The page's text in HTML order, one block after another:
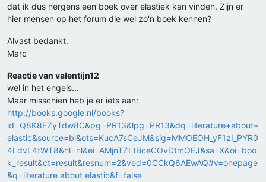
dat ik dus nergens een boek over elastiek kan vinden. Zijn er
hier mensen op het forum die wel zo'n boek kennen?
Alvast bedankt.
Marc
Reactie van valentijn12
wel in het engels...
Maar misschien heb je er iets aan:
http://books.google.nl/books?
id=Q8K8FZyTdw8C&pg=PR13&lpg=PR13&dq=literature+about+
elastic&source=bl&ots=KucA7sCeJM&sig=MMOEOH_yF1zI_PYR0
4LdvL4tWT8&hl=nl&ei=AMjnTZLtBceCOvDtmOEJ&sa=X&oi=boo
k_result&ct=result&resnum=2&ved=0CCkQ6AEwAQ#v=onepage
&q=literature about elastic&f=false